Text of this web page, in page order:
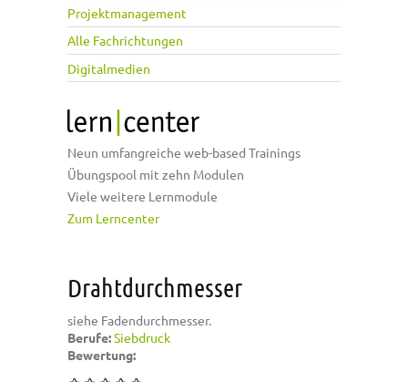
Projektmanagement
Alle Fachrichtungen
Digitalmedien
Neun umfangreiche web-based Trainings
Übungspool mit zehn Modulen
Viele weitere Lernmodule
Zum Lerncenter
Drahtdurchmesser
siehe Fadendurchmesser.
Berufe:Siebdruck
Bewertung: